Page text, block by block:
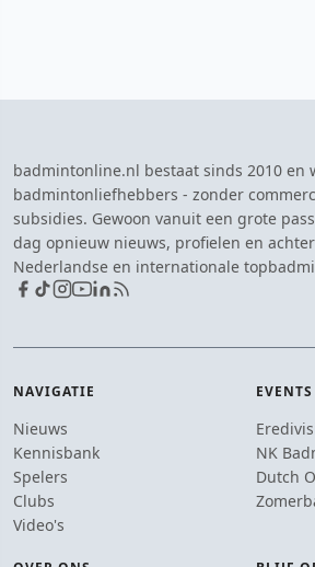
badmintonline.nl bestaat sinds 2010 en
badmintonliefhebbers - zonder
subsidies. Gewoon vanuit een grote
dag opnieuw nieuws, profielen en
Nederlandse en internationale
NAVIGATIE
Nieuws
Kennisbank
Spelers
Clubs
Video's
EVENTS
NK
Dutch